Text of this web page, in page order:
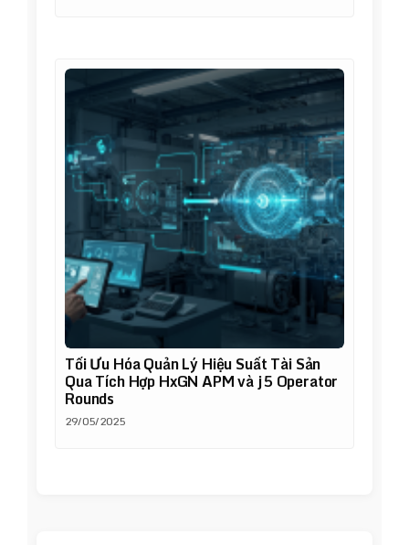
Tối Ưu Hóa Quản Lý Hiệu Suất Tài Sản
Qua Tích Hợp HxGN APM và j5 Operator
Rounds
29/05/2025